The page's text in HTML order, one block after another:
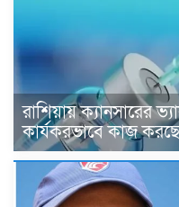
রাশিয়ায় ক্যানসারের
কার্যকরভাবে কাজ করছে,